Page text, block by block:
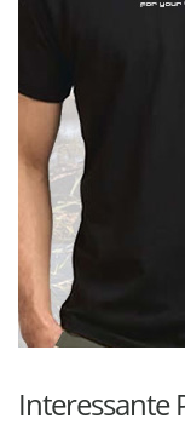
Interessante